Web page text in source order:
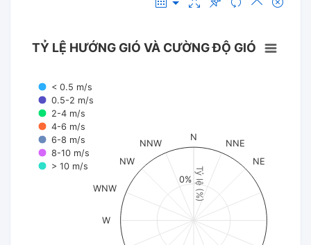
Tỷ lệ (%)
TỶ LỆ HƯỚNG GIÓ VÀ CƯỜNG ĐỘ GIÓ
< 0.5 m/s
0.5-2 m/s
2-4 m/s
4-6 m/s
6-8 m/s
8-10 m/s
> 10 m/s
N
NNE
NE
W
WNW
NW
NNW
0%